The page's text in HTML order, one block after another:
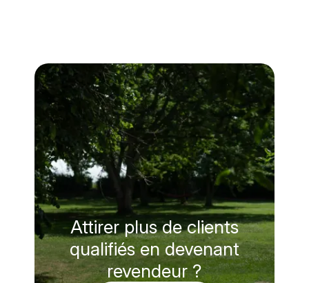
Attirer plus de clients
qualifiés en devenant
revendeur ?